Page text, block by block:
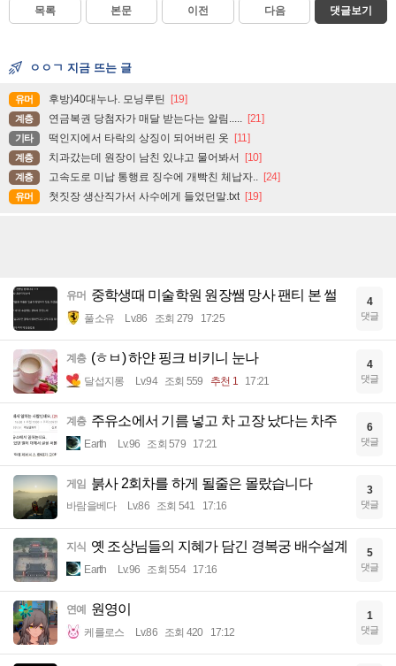
목록 본문 이전 다음 댓글보기
ㅇㅇㄱ 지금 뜨는 글
유머 후방)40대누나. 모닝루틴 [19]
계층 연금복권 당첨자가 매달 받는다는 알림..... [21]
기타 떡인지에서 타락의 상징이 되어버린 옷 [11]
계층 치과갔는데 원장이 남친 있냐고 물어봐서 [10]
계층 고속도로 미납 통행료 징수에 개빡친 체납자.. [24]
유머 첫짓장 생산직가서 사수에게 들었던말.txt [19]
유머 중학생때 미술학원 원장쌤 망사 팬티 본 썰
풀소유 Lv.86 조회 279 17:25
4
댓글
계층 (ㅎㅂ) 하얀 핑크 비키니 눈나
달섭지롱 Lv.94 조회 559 추천 1 17:21
4
댓글
계층 주유소에서 기름 넣고 차 고장 났다는 차주
Earth Lv.96 조회 579 17:21
6
댓글
게임 붉사 2회차를 하게 될줄은 몰랐습니다
바람을베다 Lv.86 조회 541 17:16
3
댓글
지식 옛 조상님들의 지혜가 담긴 경복궁 배수설계
Earth Lv.96 조회 554 17:16
5
댓글
연예 원영이
케를로스 Lv.86 조회 420 17:12
1
댓글